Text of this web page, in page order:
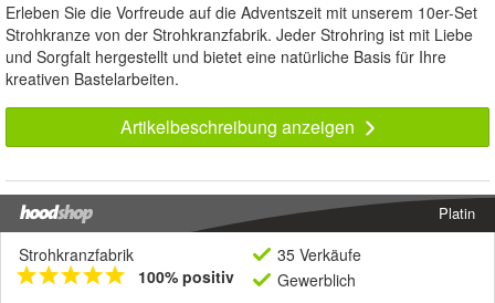
Erleben Sie die Vorfreude auf die Adventszeit mit unserem 10er-Set
Strohkranze von der Strohkranzfabrik. Jeder Strohring ist mit Liebe
und Sorgfalt hergestellt und bietet eine natürliche Basis für Ihre
kreativen Bastelarbeiten.
Artikelbeschreibung anzeigen
Platin
Strohkranzfabrik
100% positiv
35 Verkäufe
Gewerblich